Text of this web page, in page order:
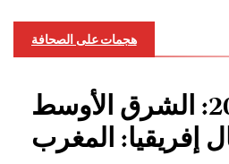
هجمات على الصحافة
إعتداءات 2007: الشرق الأوسط
إفريقيا: المغرب